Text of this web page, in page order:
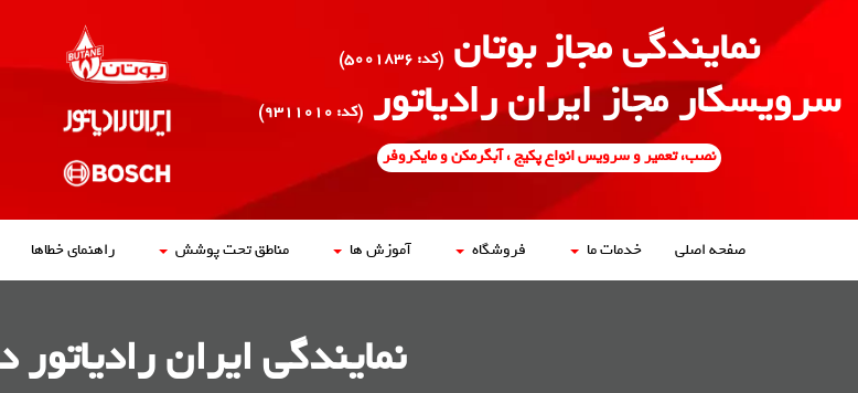
نمایندگی مجاز بوتان (کد: ۵۰۰۱۸۳۶)
سرویسکار مجاز ایران رادیاتور (کد: ۹۳۱۱۰۱۰)
نصب، تعمیر و سرویس انواع پکیج ، آبگرمکن و مایکروفر
صفحه اصلی خدمات ما فروشگاه آموزش ها مناطق تحت پوشش راهنمای خطاها
نمایندگی ایران